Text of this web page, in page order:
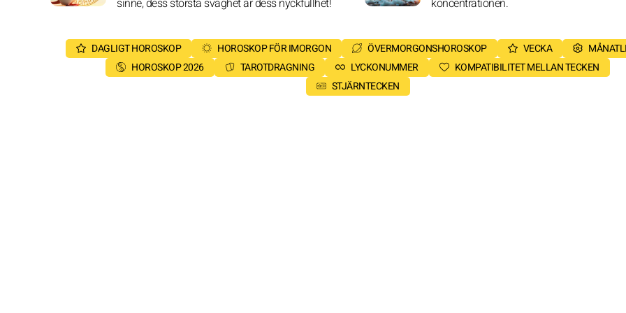
DAGLIGT HOROSKOP HOROSKOP FÖR IMORGON ÖVERMORGONSHOROSKOP VECKA
HOROSKOP 2026
TAROTDRAGNING LYCKONUMMER
KOMPATIBILITET MELLAN TECKEN
STJÄRNTECKEN